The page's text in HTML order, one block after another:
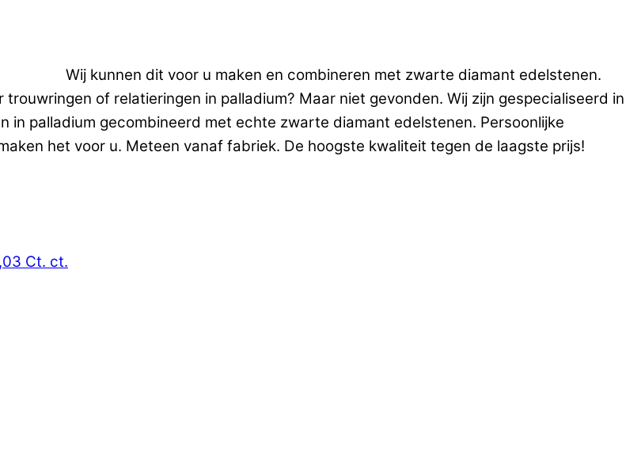
Wij kunnen dit voor u maken en combineren met zwarte diamant edelstenen.
of relatieringen in palladium? Maar niet gevonden. Wij zijn gespecialiseerd in
palladium gecombineerd met echte zwarte diamant edelstenen. Persoonlijke
het voor u. Meteen vanaf fabriek. De hoogste kwaliteit tegen de laagste prijs!
Ct. ct.